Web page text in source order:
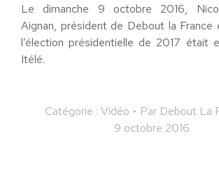
Le dimanche 9 octobre 2016,
Aignan, président de Debout la France
l’élection présidentielle de 2017 était
Itélé.
Catégorie : Vidéo Par Debout La
9 octobre 2016